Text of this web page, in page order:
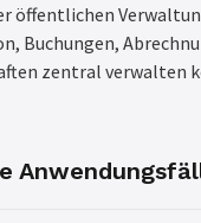
öffentlichen
Buchungen,
zentral verwalten